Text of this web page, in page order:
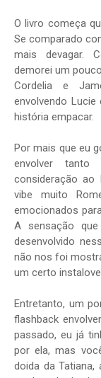
O livro começa
Se comparado
mais devagar.
demorei um
Cordelia e
envolvendo
história empacar.
Por mais que eu
envolver tanto
consideração ao
vibe muito
emocionados
A sensação
desenvolvido
não nos foi
um certo
Entretanto, um
flashback
passado, eu já
por ela, mas
doida da